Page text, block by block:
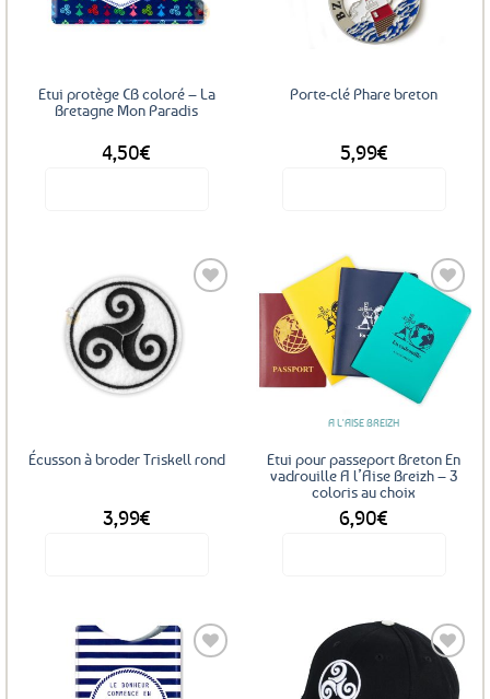
favoris
Etui protège CB coloré – La
Bretagne Mon Paradis
4,50€
favoris
Porte-clé Phare breton
5,99€
Écusson à broder Triskell rond
3,99€
Ajouter
aux
favoris
A L'AISE BREIZH
Etui pour passeport Breton En
vadrouille A l’Aise Breizh – 3
coloris au choix
6,90€
plusieurs
variations.